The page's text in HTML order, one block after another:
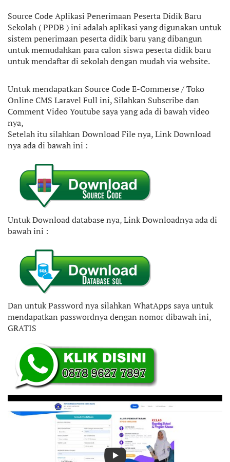
Source Code Aplikasi Penerimaan Peserta Didik Baru
Sekolah ( PPDB ) ini adalah aplikasi yang digunakan untuk
sistem penerimaan peserta didik baru yang dibangun
untuk memudahkan para calon siswa peserta didik baru
untuk mendaftar di sekolah dengan mudah via website.
Untuk mendapatkan Source Code E-Commerse / Toko
Online CMS Laravel Full ini, Silahkan Subscribe dan
Comment Video Youtube saya yang ada di bawah video
nya,
Setelah itu silahkan Download File nya, Link Download
nya ada di bawah ini :
Untuk Download database nya, Link Downloadnya ada di
bawah ini :
Dan untuk Password nya silahkan WhatApps saya untuk
mendapatkan passwordnya dengan nomor dibawah ini,
GRATIS